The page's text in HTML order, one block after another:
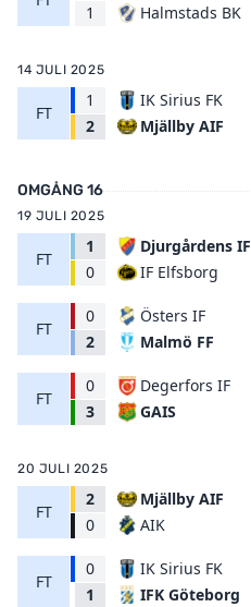
1
Halmstads BK
14 JULI 2025
FT
1
2
IK Sirius FK
Mjällby AIF
OMGÅNG 16
19 JULI 2025
FT
1
0
Djurgårdens IF
IF Elfsborg
FT
0
2
Östers IF
Malmö FF
FT
0
3
Degerfors IF
GAIS
20 JULI 2025
FT
2
0
Mjällby AIF
AIK
FT
0
1
IK Sirius FK
IFK Göteborg